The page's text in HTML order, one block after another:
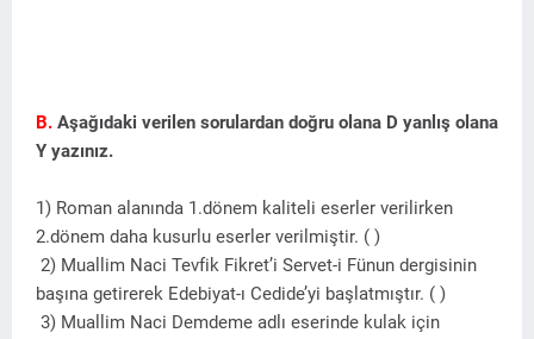
B. Aşağıdaki verilen sorulardan doğru olana D yanlış olana
Y yazınız.
1) Roman alanında 1.dönem kaliteli eserler verilirken
2.dönem daha kusurlu eserler verilmiştir. ( )
2) Muallim Naci Tevfik Fikret’i Servet-i Fünun dergisinin
başına getirerek Edebiyat-ı Cedide’yi başlatmıştır. ( )
3) Muallim Naci Demdeme adlı eserinde kulak için